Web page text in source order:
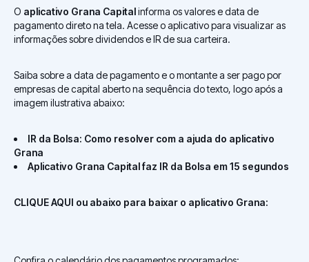
O aplicativo Grana Capitalinforma os valores e data de
pagamento direto na tela. Acesse o aplicativo para visualizar as
informações sobre dividendos e IR de sua carteira.
Saiba sobre a data de pagamento e o montante a ser pago por
empresas de capital aberto na sequência do texto, logo após a
imagem ilustrativa abaixo:
IR da Bolsa: Como resolver com a ajuda do aplicativo
Grana
Aplicativo Grana Capital faz IR da Bolsa em 15 segundos
CLIQUE AQUI ou abaixo para baixar o aplicativo Grana: